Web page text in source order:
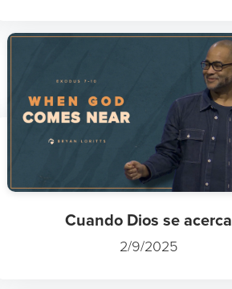
Cuando Dios se acerca
2/9/2025